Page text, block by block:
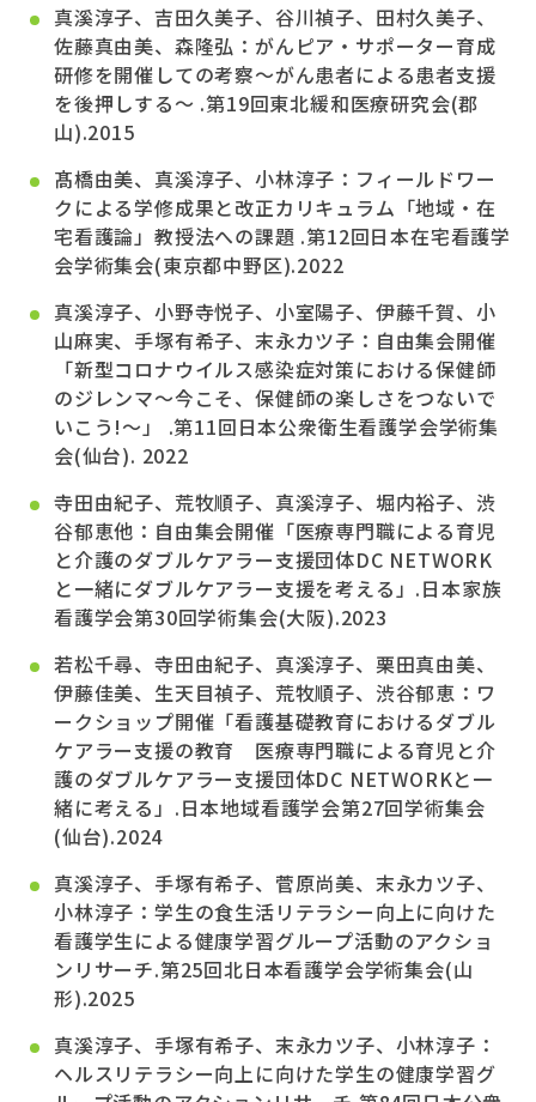
真溪淳子、吉田久美子、谷川禎子、田村久美子、
佐藤真由美、森隆弘：がんピア・サポーター育成
研修を開催しての考察～がん患者による患者支援
を後押しする～ .第19回東北緩和医療研究会(郡
山).2015
髙橋由美、真溪淳子、小林淳子：フィールドワー
クによる学修成果と改正カリキュラム「地域・在
宅看護論」教授法への課題 .第12回日本在宅看護学
会学術集会(東京都中野区).2022
真溪淳子、小野寺悦子、小室陽子、伊藤千賀、小
山麻実、手塚有希子、末永カツ子：自由集会開催
「新型コロナウイルス感染症対策における保健師
のジレンマ～今こそ、保健師の楽しさをつないで
いこう!～」 .第11回日本公衆衛生看護学会学術集
会(仙台). 2022
寺田由紀子、荒牧順子、真溪淳子、堀内裕子、渋
谷郁恵他：自由集会開催「医療専門職による育児
と介護のダブルケアラー支援団体DC NETWORK
と一緒にダブルケアラー支援を考える」.日本家族
看護学会第30回学術集会(大阪).2023
若松千尋、寺田由紀子、真溪淳子、栗田真由美、
伊藤佳美、生天目禎子、荒牧順子、渋谷郁恵：ワ
ークショップ開催「看護基礎教育におけるダブル
ケアラー支援の教育 医療専門職による育児と介
護のダブルケアラー支援団体DC NETWORKと一
緒に考える」.日本地域看護学会第27回学術集会
(仙台).2024
真溪淳子、手塚有希子、菅原尚美、末永カツ子、
小林淳子：学生の食生活リテラシー向上に向けた
看護学生による健康学習グループ活動のアクショ
ンリサーチ.第25回北日本看護学会学術集会(山
形).2025
真溪淳子、手塚有希子、末永カツ子、小林淳子：
ヘルスリテラシー向上に向けた学生の健康学習グ